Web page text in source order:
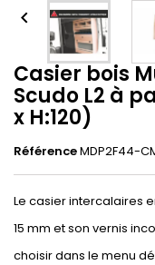

Casier bois
Scudo L2 à
x H:120)
RéférenceMDP2F44-
Le casier intercalaires
15 mm et son vernis
choisir dans le menu